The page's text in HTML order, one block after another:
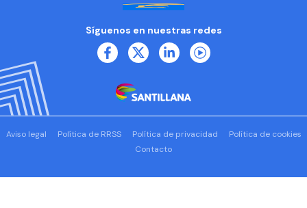
Síguenos en nuestras redes
Aviso legal Política de RRSS Política de privacidad
Política de cookies
Contacto